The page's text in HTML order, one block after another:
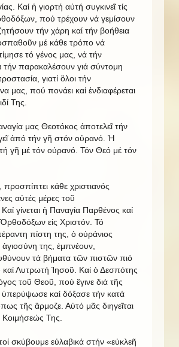
Καί ἡ γιορτή αὐτή συγκινεῖ τίς
πού τρέχουν νά γεμίσουν
τήν χάρη καί τήν βοήθεια
μέ κάθε τρόπο νά
τό γένος μας, νά τήν
τήν παρακαλέσουν γιά σύντομη
γιατί ὃλοι τήν
μας, πού πονάει καί ἐνδιαφέρεται
Της.
μας Θεοτόκος ἀποτελεῖ τήν
ἀπό τήν γῆ στόν οὐρανό. Ἡ
γῆ μέ τόν οὐρανό. Τόν Θεό μέ τόν
κάθε χριστιανός
αὐτές μέρες τοῦ
γίνεται ἡ Παναγία Παρθένος καί
εἰς Χριστόν. Τό
πίστη της, ὁ οὐράνιος
της, ἐμπνέουν,
τά βήματα τῶν πιστῶν πιό
Λυτρωτή Ἰησοῦ. Καί ὁ Δεσπότης
τοῦ Θεοῦ, πού ἒγινε διά τῆς
καί δόξασε τήν κατά
τῆς ἃρμοζε. Αὐτό μᾶς διηγεῖται
Της.
σκύβουμε εὐλαβικά στήν «εὐκλεῆ